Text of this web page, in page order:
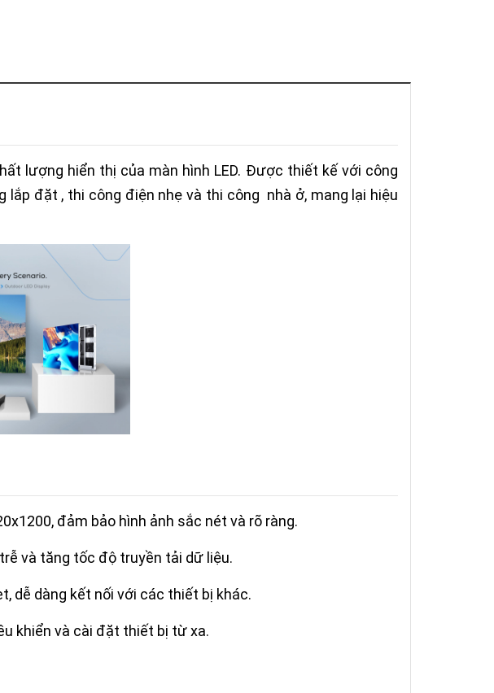
lượng hiển thị của màn hình LED. Được thiết kế với công
đặt , thi công điện nhẹ và thi công nhà ở, mang lại hiệu
đảm bảo hình ảnh sắc nét và rõ ràng.
và tăng tốc độ truyền tải dữ liệu.
dễ dàng kết nối với các thiết bị khác.
khiển và cài đặt thiết bị từ xa.